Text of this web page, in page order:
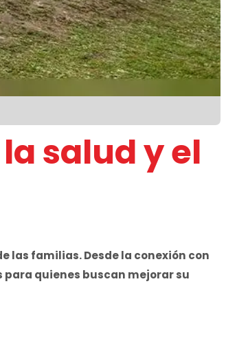
salud y el
las familias. Desde la conexión con
quienes buscan mejorar su